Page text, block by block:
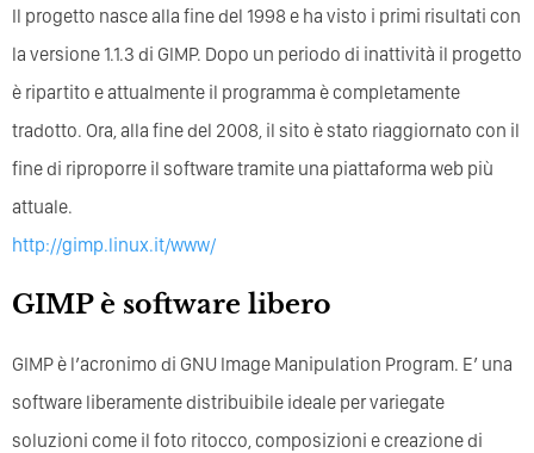
Il progetto nasce alla fine del 1998 e ha visto i primi risultati con
la versione 1.1.3 di GIMP. Dopo un periodo di inattività il progetto
è ripartito e attualmente il programma è completamente
tradotto. Ora, alla fine del 2008, il sito è stato riaggiornato con il
fine di riproporre il software tramite una piattaforma web più
attuale.
http://gimp.linux.it/www/
GIMP è software libero
GIMP è l’acronimo di GNU Image Manipulation Program. E’ una
software liberamente distribuibile ideale per variegate
soluzioni come il foto ritocco, composizioni e creazione di